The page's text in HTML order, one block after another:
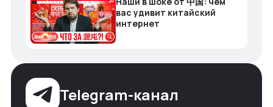
вас удивит китайский
интернет
Telegram-канал